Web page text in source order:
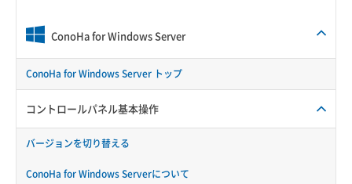
ConoHa for Windows Server
ConoHa for Windows Server トップ
コントロールパネル基本操作
バージョンを切り替える
ConoHa for Windows Serverについて